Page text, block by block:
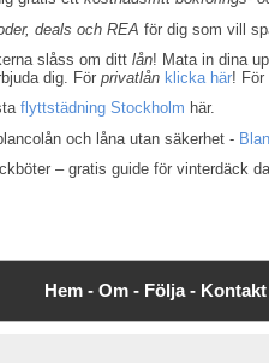
deals och REA för dig som vill
slåss om dittlån! Mata in dina
dig. Förprivatlån klicka här! För
flyttstädning Stockholm här.
och låna utan säkerhet -
– gratis guide för vinterdäck
Hem - Om - Följa -